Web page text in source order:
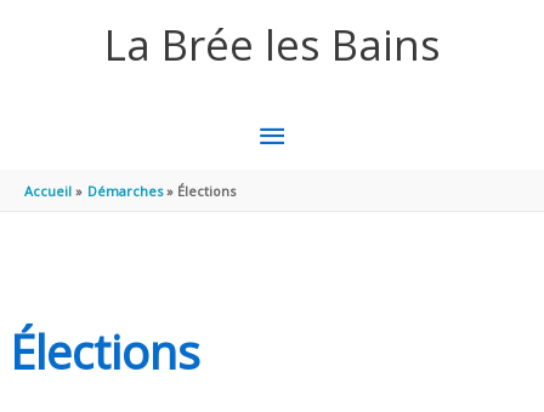
La Brée les Bains
MENU
Accueil Démarches Élections
Élections